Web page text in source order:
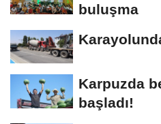
buluşma
Karpuzda
başladı!